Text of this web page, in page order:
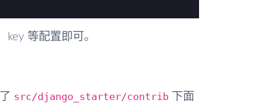
等配置即可。
src/django_starter/contrib 下面